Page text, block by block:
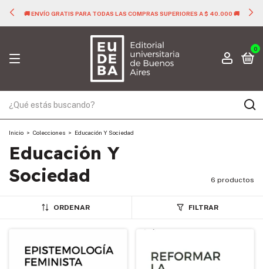
🚚 ENVÍO GRATIS PARA TODAS LAS COMPRAS SUPERIORES A $ 40.000 🚚
0
Inicio > Colecciones > Educación Y Sociedad
Educación Y
Sociedad
6 productos
ORDENAR FILTRAR